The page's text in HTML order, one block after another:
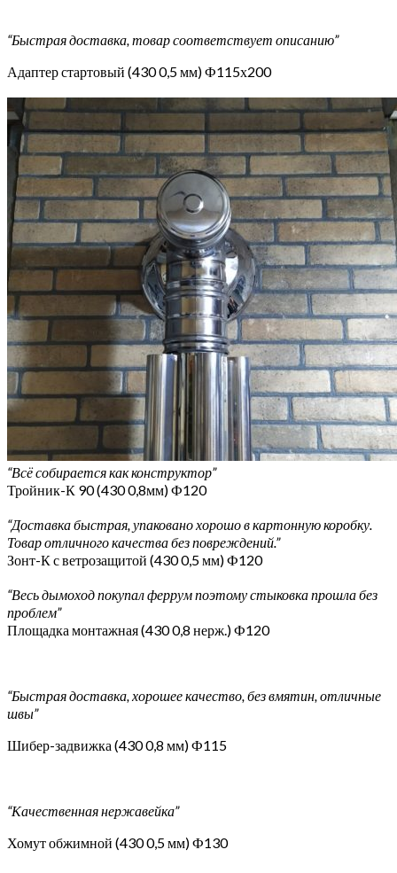
“Быстрая доставка, товар соответствует описанию”
Адаптер стартовый (430 0,5 мм) Ф115х200
“Всё собирается как конструктор”
Тройник-К 90 (430 0,8мм) Ф120
“Доставка быстрая, упаковано хорошо в картонную коробку.
Товар отличного качества без повреждений.”
Зонт-К с ветрозащитой (430 0,5 мм) Ф120
“Весь дымоход покупал феррум поэтому стыковка прошла без
проблем”
Площадка монтажная (430 0,8 нерж.) Ф120
“Быстрая доставка, хорошее качество, без вмятин, отличные
швы”
Шибер-задвижка (430 0,8 мм) Ф115
“Качественная нержавейка”
Хомут обжимной (430 0,5 мм) Ф130